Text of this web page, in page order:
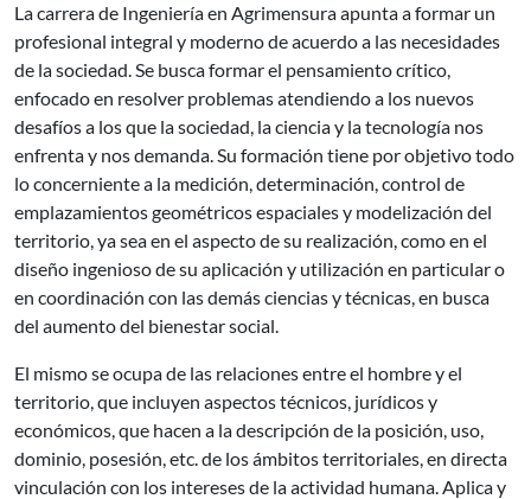
La carrera de Ingeniería en Agrimensura apunta a formar un
profesional integral y moderno de acuerdo a las necesidades
de la sociedad. Se busca formar el pensamiento crítico,
enfocado en resolver problemas atendiendo a los nuevos
desafíos a los que la sociedad, la ciencia y la tecnología nos
enfrenta y nos demanda. Su formación tiene por objetivo todo
lo concerniente a la medición, determinación, control de
emplazamientos geométricos espaciales y modelización del
territorio, ya sea en el aspecto de su realización, como en el
diseño ingenioso de su aplicación y utilización en particular o
en coordinación con las demás ciencias y técnicas, en busca
del aumento del bienestar social.
El mismo se ocupa de las relaciones entre el hombre y el
territorio, que incluyen aspectos técnicos, jurídicos y
económicos, que hacen a la descripción de la posición, uso,
dominio, posesión, etc. de los ámbitos territoriales, en directa
vinculación con los intereses de la actividad humana. Aplica y